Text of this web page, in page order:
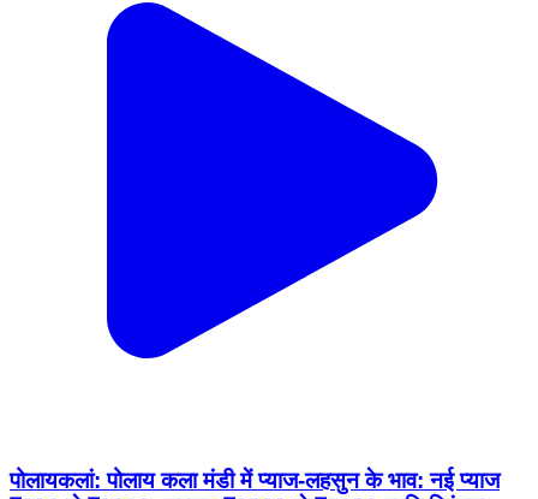
पोलायकलां: पोलाय कला मंडी में प्याज-लहसुन के भाव: नई प्याज